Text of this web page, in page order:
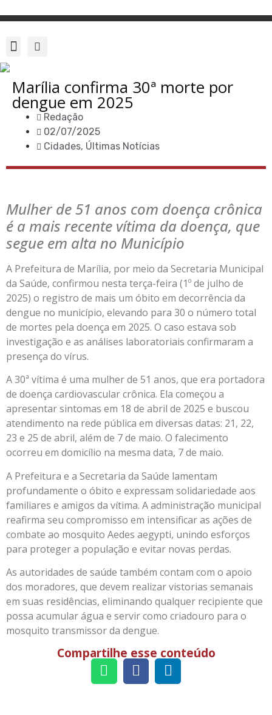
Marília confirma 30ª morte por
dengue em 2025
Redação
02/07/2025
Cidades, Últimas Notícias
Mulher de 51 anos com doença crônica
é a mais recente vítima da doença, que
segue em alta no Município
A Prefeitura de Marília, por meio da Secretaria Municipal
da Saúde, confirmou nesta terça-feira (1º de julho de
2025) o registro de mais um óbito em decorrência da
dengue no município, elevando para 30 o número total
de mortes pela doença em 2025. O caso estava sob
investigação e as análises laboratoriais confirmaram a
presença do vírus.
A 30ª vítima é uma mulher de 51 anos, que era portadora
de doença cardiovascular crônica. Ela começou a
apresentar sintomas em 18 de abril de 2025 e buscou
atendimento na rede pública em diversas datas: 21, 22,
23 e 25 de abril, além de 7 de maio. O falecimento
ocorreu em domicílio na mesma data, 7 de maio.
A Prefeitura e a Secretaria da Saúde lamentam
profundamente o óbito e expressam solidariedade aos
familiares e amigos da vítima. A administração municipal
reafirma seu compromisso em intensificar as ações de
combate ao mosquito Aedes aegypti, unindo esforços
para proteger a população e evitar novas perdas.
As autoridades de saúde também contam com o apoio
dos moradores, que devem realizar vistorias semanais
em suas residências, eliminando qualquer recipiente que
possa acumular água e servir como criadouro para o
mosquito transmissor da dengue.
Compartilhe esse conteúdo